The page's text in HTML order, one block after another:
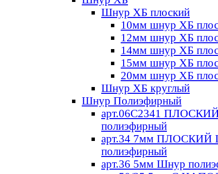
Шнур ХБ плоский
10мм шнур ХБ
12мм шнур ХБ
14мм шнур ХБ
15мм шнур ХБ
20мм шнур ХБ
Шнур ХБ круглый
Шнур Полиэфирный
арт.06С2341
полиэфирный
арт.34 7мм ПЛОСКИЙ
полиэфирный
арт.36 5мм Шнур